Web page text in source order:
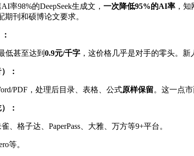
率98%的DeepSeek生成文， 一次降低95%的AI率 ，
刊和硕博论文要求。
低甚至达到 0.9元/千字 ，这价格几乎是对手的零头。新
：
PDF，处理后目录、表格、公式原样保留。这一点
：
、格子达、PaperPass、大雅、万方等9+平台。
等。